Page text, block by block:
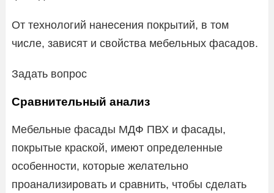
От технологий нанесения покрытий, в том
числе, зависят и свойства мебельных фасадов.
Задать вопрос
Сравнительный анализ
Мебельные фасады МДФ ПВХ и фасады,
покрытые краской, имеют определенные
особенности, которые желательно
проанализировать и сравнить, чтобы сделать